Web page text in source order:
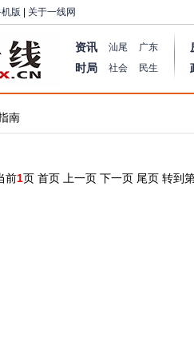
版 关于一线网
资讯 汕尾 广东
时局 社会 民生
南
前1页 首页 上一页 下一页 尾页 转到